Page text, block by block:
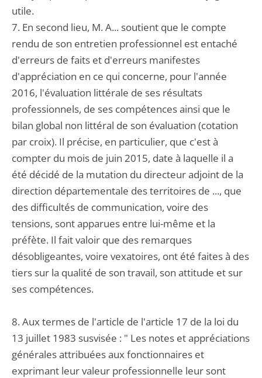
utile.
7. En second lieu, M. A... soutient que le compte
rendu de son entretien professionnel est entaché
d'erreurs de faits et d'erreurs manifestes
d'appréciation en ce qui concerne, pour l'année
2016, l'évaluation littérale de ses résultats
professionnels, de ses compétences ainsi que le
bilan global non littéral de son évaluation (cotation
par croix). Il précise, en particulier, que c'est à
compter du mois de juin 2015, date à laquelle il a
été décidé de la mutation du directeur adjoint de la
direction départementale des territoires de ..., que
des difficultés de communication, voire des
tensions, sont apparues entre lui-même et la
préfète. Il fait valoir que des remarques
désobligeantes, voire vexatoires, ont été faites à des
tiers sur la qualité de son travail, son attitude et sur
ses compétences.
8. Aux termes de l'article de l'article 17 de la loi du
13 juillet 1983 susvisée : " Les notes et appréciations
générales attribuées aux fonctionnaires et
exprimant leur valeur professionnelle leur sont